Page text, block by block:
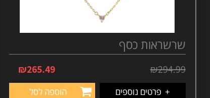
שרשראות כסף
₪294.99
₪265.49
+ פרטים נוספים הוספה לסל